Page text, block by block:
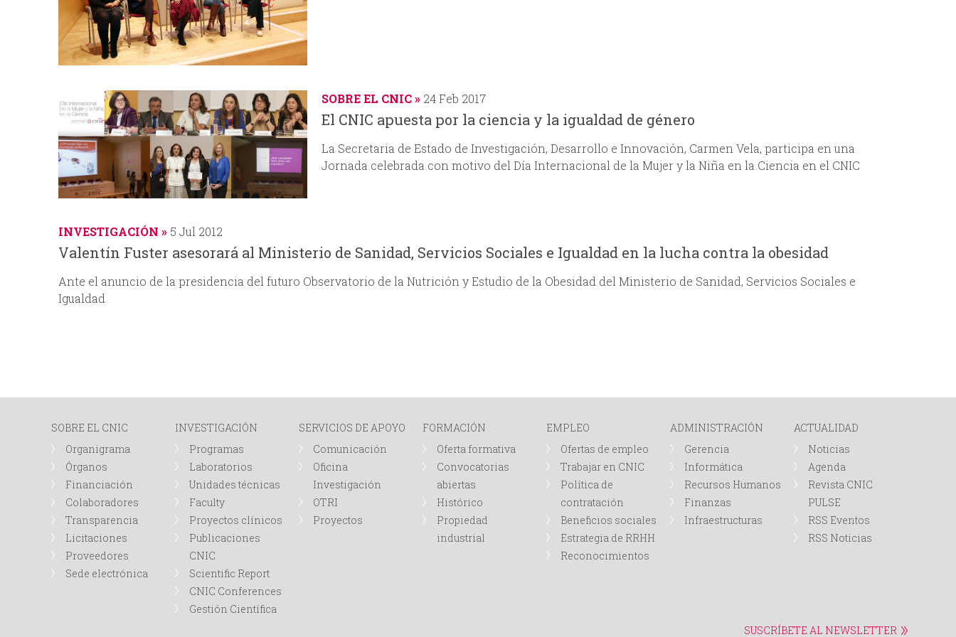
SOBRE EL CNIC 24 Feb 2017
El CNIC apuesta por la ciencia y la igualdad de género
La Secretaria de Estado de Investigación, Desarrollo e Innovación, Carmen Vela, participa en una
Jornada celebrada con motivo del Día Internacional de la Mujer y la Niña en la Ciencia en el CNIC
INVESTIGACIÓN 5 Jul 2012
Valentín Fuster asesorará al Ministerio de Sanidad, Servicios Sociales e Igualdad en la lucha contra la obesidad
Ante el anuncio de la presidencia del futuro Observatorio de la Nutrición y Estudio de la Obesidad del Ministerio de Sanidad, Servicios Sociales e
Igualdad
SOBRE EL CNIC
Organigrama
Órganos
Financiación
Colaboradores
Transparencia
Licitaciones
Proveedores
Sede electrónica
INVESTIGACIÓN
Programas
Laboratorios
Unidades técnicas
Faculty
Proyectos clínicos
Publicaciones
CNIC
Scientific Report
CNIC Conferences
Gestión Científica
SERVICIOS DE APOYO
Comunicación
Oficina
Investigación
OTRI
Proyectos
FORMACIÓN
Oferta formativa
Convocatorias
abiertas
Histórico
Propiedad
industrial
EMPLEO
Ofertas de empleo
Trabajar en CNIC
Política de
contratación
Beneficios sociales
Estrategia de RRHH
Reconocimientos
ADMINISTRACIÓN
Gerencia
Informática
Recursos Humanos
Finanzas
Infraestructuras
ACTUALIDAD
Noticias
Agenda
Revista CNIC
PULSE
RSS Eventos
RSS Noticias
SUSCRÍBETE AL NEWSLETTER